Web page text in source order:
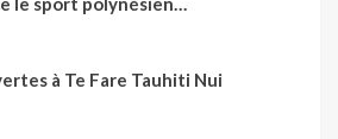
à Te Fare Tauhiti Nui